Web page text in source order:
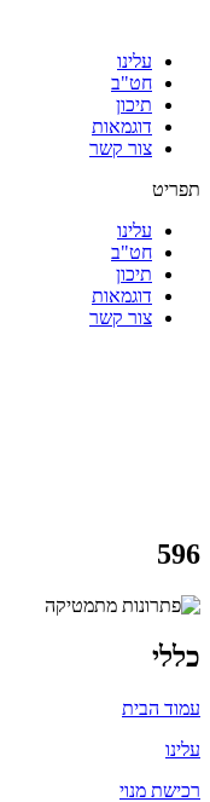
עלינו
חט"ב
תיכון
דוגמאות
צור קשר
תפריט
עלינו
חט"ב
תיכון
דוגמאות
צור קשר
596
כללי
עמוד הבית
עלינו
רכישת מנוי